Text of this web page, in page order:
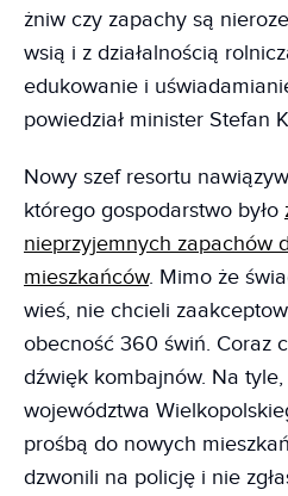
żniw czy zapachy są
wsią i z działalnością
edukowanie i
powiedział minister Stefan
Nowy szef resortu
którego gospodarstwo było
nieprzyjemnych zapachów
mieszkańców. Mimo że
wieś, nie chcieli
obecność 360 świń. Coraz
dźwięk kombajnów. Na tyle,
województwa
prośbą do nowych
dzwonili na policję i nie